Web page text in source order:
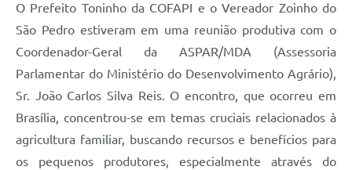
licenciamento ambiental
Fale conosco
O Prefeito Toninho da COFAPI e o Vereador Zoinho do
São Pedro estiveram em uma reunião produtiva com o
Coordenador-Geral da ASPAR/MDA (Assessoria
Parlamentar do Ministério do Desenvolvimento Agrário),
Sr. João Carlos Silva Reis. O encontro, que ocorreu em
Brasília, concentrou-se em temas cruciais relacionados à
agricultura familiar, buscando recursos e benefícios para
os pequenos produtores, especialmente através do